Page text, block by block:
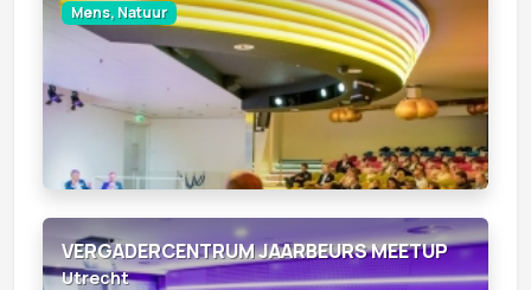
Mens, Natuur
VERGADERCENTRUM JAARBEURS MEETUP
Utrecht